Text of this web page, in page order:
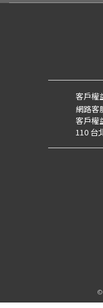
客戶權
網路客
客戶權
110 台
©